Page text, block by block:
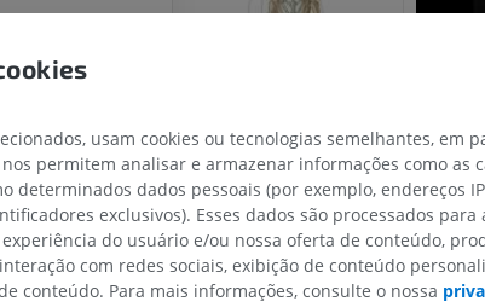
IRM
Horse - Finger and Hoof
Ilustrações
PREMIUM
Cavalo - Cabeça
TC
usam cookies ou tecnologias semelhantes, em
permitem analisar e armazenar informações como as
determinados dados pessoais (por exemplo, endereços
exclusivos). Esses dados são processados
do usuário e/ou nossa oferta de conteúdo,
com redes sociais, exibição de conteúdo
conteúdo. Para mais informações, consulte o nossa